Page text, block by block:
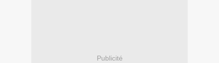
Publicité